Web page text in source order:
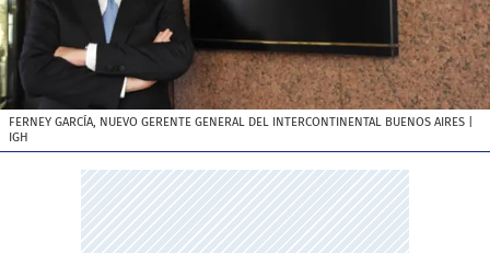
FERNEY GARCÍA, NUEVO GERENTE GENERAL DEL INTERCONTINENTAL BUENOS AIRES
IGH